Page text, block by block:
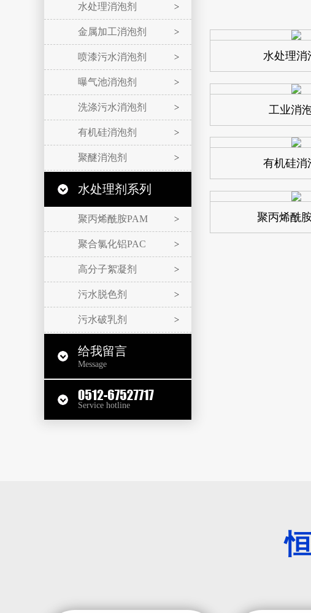
水处理消泡剂
金属加工消泡剂
喷漆污水消泡剂
曝气池消泡剂
洗涤污水消泡剂
有机硅消泡剂
聚醚消泡剂
水处理剂系列
聚丙烯酰胺PAM
聚合氯化铝PAC
高分子絮凝剂
污水脱色剂
污水破乳剂
给我留言
Message
Service hotline
水处理消
工业消
有机硅消
聚丙烯酰